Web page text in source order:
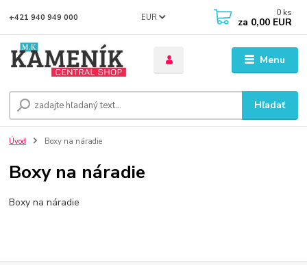
Menu
EUR
Hľadať
+421 940 949 000 0 ks
za 0,00 EUR
Úvod Boxy na náradie
Boxy na náradie
Boxy na náradie